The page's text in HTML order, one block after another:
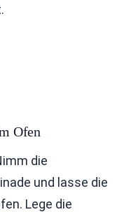
Ofen
die
und lasse die
Lege die